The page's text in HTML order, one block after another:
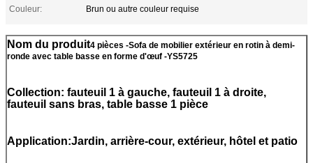
Couleur:
Brun ou autre couleur requise
Nom du produit4 pièces -Sofa de mobilier extérieur en rotin à demi-
ronde avec table basse en forme d'œuf -YS5725
Collection: fauteuil 1 à gauche, fauteuil 1 à droite,
fauteuil sans bras, table basse 1 pièce
Application:Jardin, arrière-cour, extérieur, hôtel et patio